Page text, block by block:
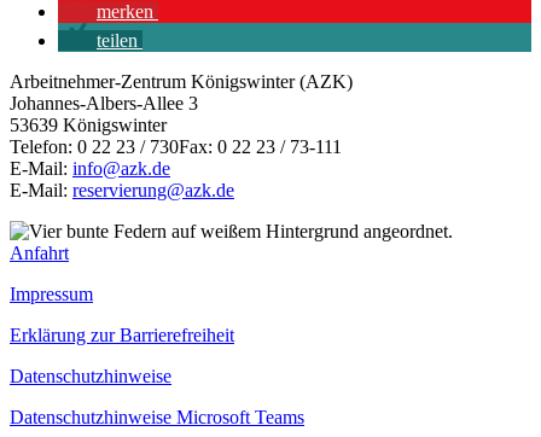
merken
teilen
Arbeitnehmer-Zentrum Königswinter (AZK)
Johannes-Albers-Allee 3
53639 Königswinter
Telefon: 0 22 23 / 730Fax: 0 22 23 / 73-111
E-Mail: info@azk.de
E-Mail: reservierung@azk.de
Anfahrt
Impressum
Erklärung zur Barrierefreiheit
Datenschutzhinweise
Datenschutzhinweise Microsoft Teams